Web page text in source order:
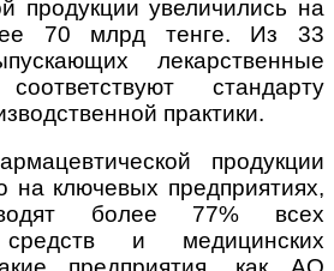
продукции увеличились на
70 млрд тенге. Из 33
лекарственные
стандарту
практики.
продукции
на ключевых предприятиях,
более 77% всех
средств и медицинских